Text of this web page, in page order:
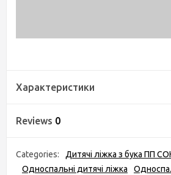
Характеристики
Reviews 0
Categories:
Дитячі ліжка з бука ПП
Односпальні дитячі ліжка